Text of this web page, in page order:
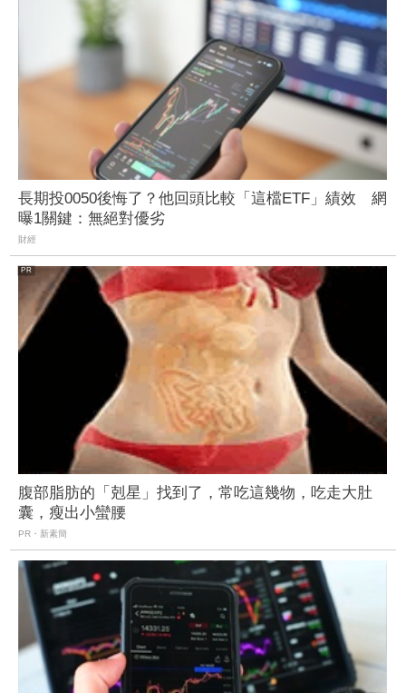
長期投0050後悔了？他回頭比較「這檔ETF」績效 網
曝1關鍵：無絕對優劣
財經
腹部脂肪的「剋星」找到了，常吃這幾物，吃走大肚
囊，瘦出小蠻腰
PR・新素簡